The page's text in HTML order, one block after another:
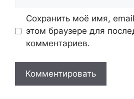
Сохранить моё имя,
этом браузере для
комментариев.